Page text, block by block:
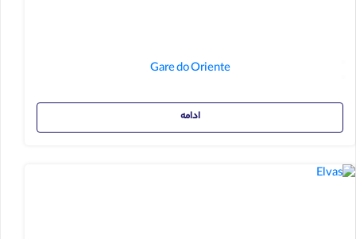
Gare do Oriente
ادامه